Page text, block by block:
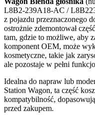
L8B2-239A18-AC /
z pojazdu przeznaczonego
ostrożnie zdemontował
tam, gdzie to możliwe, aby
komponent OEM, może
kosmetyczne, takie jak
ale pozostaje w pełni
Idealna do napraw lub
Station Wagon, ta część
kompatybilność,
przed zakupem.